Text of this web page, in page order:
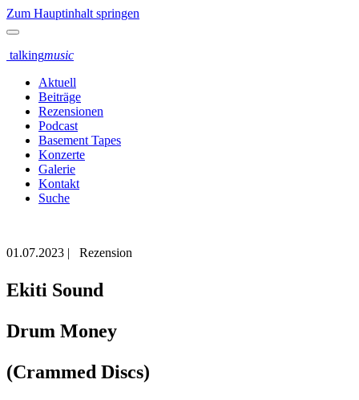
Zum Hauptinhalt springen
talkingmusic
Aktuell
Beiträge
Rezensionen
Podcast
Basement Tapes
Konzerte
Galerie
Kontakt
Suche
01.07.2023 | Rezension
Ekiti Sound
Drum Money
(Crammed Discs)